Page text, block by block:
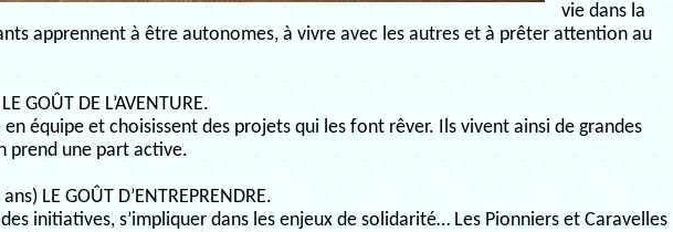
vie dans la
apprennent à être autonomes, à vivre avec les autres et à prêter attention au
GOÛT DE L’AVENTURE.
équipe et choisissent des projets qui les font rêver. Ils vivent ainsi de grandes
prend une part active.
LE GOÛT D’ENTREPRENDRE.
initiatives, s’impliquer dans les enjeux de solidarité… Les Pionniers et Caravelles